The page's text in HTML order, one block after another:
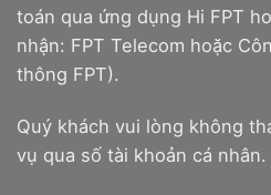
toán qua ứng dụng Hi FPT
nhận: FPT Telecom hoặc
thông FPT).
Quý khách vui lòng không
vụ qua số tài khoản cá nhân.